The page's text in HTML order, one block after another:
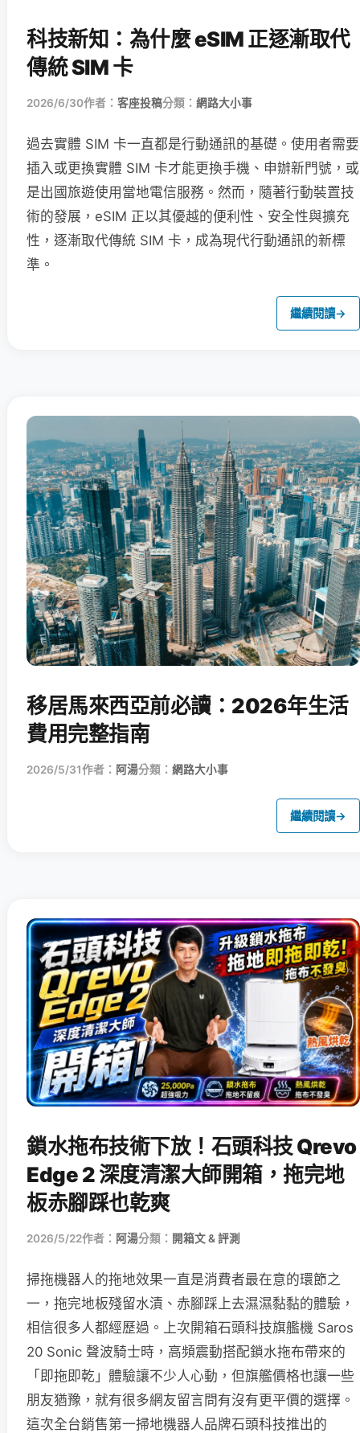
科技新知：為什麼 eSIM 正逐漸取代
傳統 SIM 卡
2026/6/30作者： 客座投稿分類： 網路大小事
過去實體 SIM 卡一直都是行動通訊的基礎。使用者需要
插入或更換實體 SIM 卡才能更換手機、申辦新門號，或
是出國旅遊使用當地電信服務。然而，隨著行動裝置技
術的發展，eSIM 正以其優越的便利性、安全性與擴充
性，逐漸取代傳統 SIM 卡，成為現代行動通訊的新標
準。
繼續閱讀→
移居馬來西亞前必讀：2026年生活
費用完整指南
2026/5/31作者： 阿湯分類： 網路大小事
繼續閱讀→
鎖水拖布技術下放！石頭科技 Qrevo
Edge 2 深度清潔大師開箱，拖完地
板赤腳踩也乾爽
2026/5/22作者： 阿湯分類： 開箱文 & 評測
掃拖機器人的拖地效果一直是消費者最在意的環節之
一，拖完地板殘留水漬、赤腳踩上去濕濕黏黏的體驗，
相信很多人都經歷過。上次開箱石頭科技旗艦機 Saros
20 Sonic 聲波騎士時，高頻震動搭配鎖水拖布帶來的
「即拖即乾」體驗讓不少人心動，但旗艦價格也讓一些
朋友猶豫，就有很多網友留言問有沒有更平價的選擇。
這次全台銷售第一掃地機器人品牌石頭科技推出的